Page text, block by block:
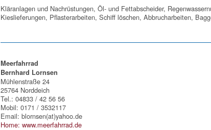
Kläranlagen und Nachrüstungen, Öl- und Fettabscheider,
Kieslieferungen, Pflasterarbeiten, Schiff löschen, Abbrucharbeiten,
Meerfahrrad
Bernhard Lornsen
Mühlenstraße 24
25764 Norddeich
Tel.: 04833 / 42 56 56
Mobil: 0171 / 3532117
Email: blornsen(at)yahoo.de
Home: www.meerfahrrad.de